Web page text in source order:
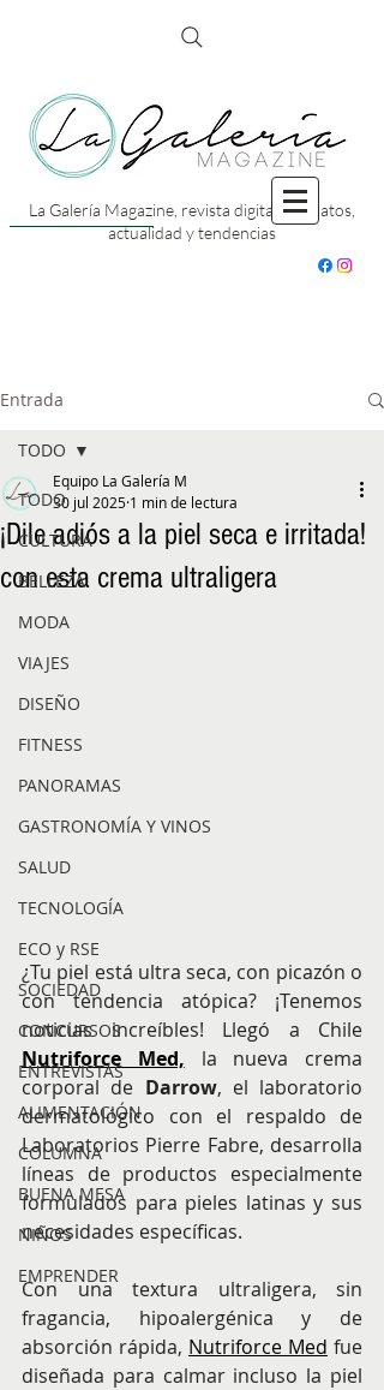
La Galería Magazine, revista digital con datos,
actualidad y tendencias
Entrada
TODO
CULTURA
BELLEZA
MODA
VIAJES
DISEÑO
FITNESS
PANORAMAS
GASTRONOMÍA Y VINOS
SALUD
TECNOLOGÍA
ECO y RSE
SOCIEDAD
CONCURSOS
ENTREVISTAS
ALIMENTACIÓN
COLUMNA
BUENA MESA
NIÑOS
EMPRENDER
TODO
¡Dile adiós a la piel seca e irritada!
con esta crema ultraligera
Equipo La Galería M
30 jul 2025 1 min de lectura
¿Tu piel está ultra seca, con picazón o
con tendencia atópica? ¡Tenemos
noticias increíbles! Llegó a Chile
Nutriforce Med, la nueva crema
corporal de Darrow, el laboratorio
dermatológico con el respaldo de
Laboratorios Pierre Fabre, desarrolla
líneas de productos especialmente
formulados para pieles latinas y sus
necesidades específicas.
Con una textura ultraligera, sin
fragancia, hipoalergénica y de
absorción rápida, Nutriforce Med fue
diseñada para calmar incluso la piel